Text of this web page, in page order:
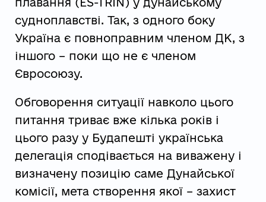
судноплавстві. Так, з одного боку
Україна є повноправним членом ДК, з
іншого – поки що не є членом
Євросоюзу.
Обговорення ситуації навколо цього
питання триває вже кілька років і
цього разу у Будапешті українська
делегація сподівається на виважену і
визначену позицію саме Дунайської
комісії, мета створення якої – захист